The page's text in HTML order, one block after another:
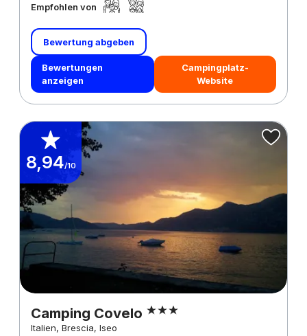
Empfohlen von
Bewertung abgeben
Bewertungen
anzeigen
Campingplatz-
Website
8,94/10
Camping Covelo
Italien, Brescia, Iseo